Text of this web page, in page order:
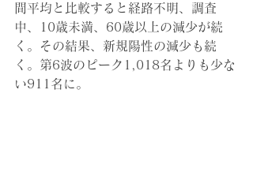
間平均と比較すると経路不明、調査
中、10歳未満、60歳以上の減少が続
く。その結果、新規陽性の減少も続
く。第6波のピーク1,018名よりも少な
い911名に。